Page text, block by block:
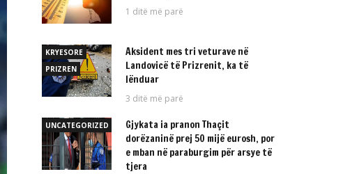
1 ditë më parë
KRYESORE
PRIZREN
Aksident mes tri veturave në
Landovicë të Prizrenit, ka të
lënduar
3 ditë më parë
UNCATEGORIZED
Gjykata ia pranon Thaçit
dorëzaninë prej 50 mijë eurosh, por
e mban në paraburgim për arsye të
tjera